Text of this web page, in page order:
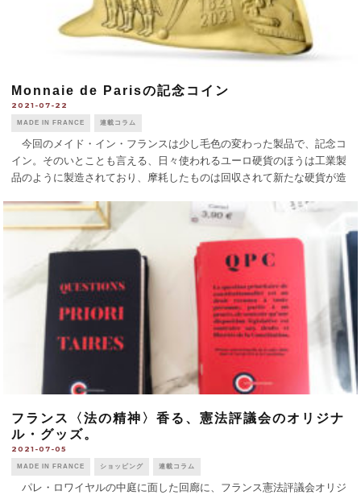
Monnaie de Parisの記念コイン
2021-07-22
MADE IN FRANCE 連載コラム
今回のメイド・イン・フランスは少し毛色の変わった製品で、記念コ
イン。そのいとことも言える、日々使われるユーロ硬貨のほうは工業製
品のように製造されており、摩耗したものは回収されて新たな硬貨が造
パリ」はもう通貨は造って [...]
フランス〈法の精神〉香る、憲法評議会のオリジナ
ル・グッズ。
2021-07-05
MADE IN FRANCE ショッピング 連載コラム
パレ・ロワイヤルの中庭に面した回廊に、フランス憲法評議会オリジ